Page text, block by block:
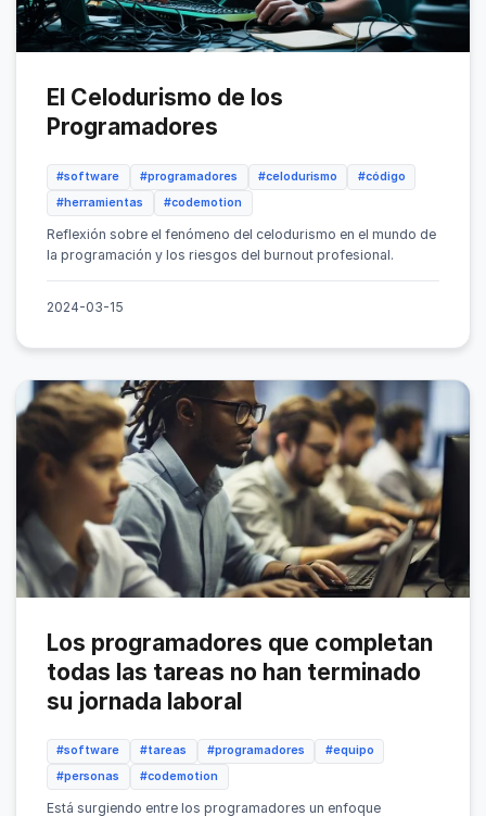
El Celodurismo de los
Programadores
#software #programadores #celodurismo
#código
#herramientas
#codemotion
Reflexión sobre el fenómeno del celodurismo en el mundo de
la programación y los riesgos del burnout profesional.
2024-03-15
Los programadores que completan
todas las tareas no han terminado
su jornada laboral
#software #tareas #programadores
#equipo
#personas
#codemotion
Está surgiendo entre los programadores un enfoque